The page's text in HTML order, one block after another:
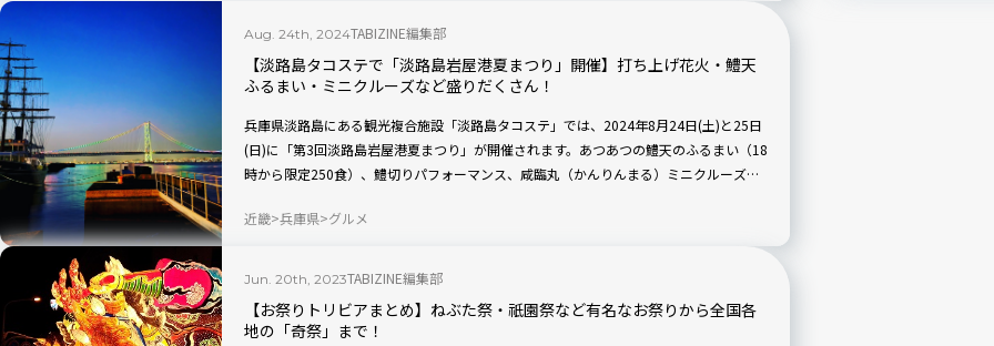
Aug. 24th, 2024TABIZINE編集部
【淡路島タコステで「淡路島岩屋港夏まつり」開催】打ち上げ花火・鱧天
ふるまい・ミニクルーズなど盛りだくさん！
兵庫県淡路島にある観光複合施設「淡路島タコステ」では、2024年8月24日(土)と25日
(日)に「第3回淡路島岩屋港夏まつり」が開催されます。あつあつの鱧天のふるまい（18
時から限定250食）、鱧切りパフォーマンス、咸臨丸（かんりんまる）ミニクルーズ出
ツも盛りだくさん！ 打ち上げ花火も見られますよ。
近畿 兵庫県 グルメ
Jun. 20th, 2023TABIZINE編集部
【お祭りトリビアまとめ】ねぶた祭・祇園祭など有名なお祭りから全国各
地の「奇祭」まで！